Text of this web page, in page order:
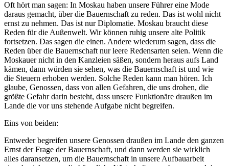
Oft hört man sagen: In Moskau haben unsere Führer eine Mode
daraus gemacht, über die Bauernschaft zu reden. Das ist wohl nicht
ernst zu nehmen. Das ist nur Diplomatie. Moskau braucht diese
Reden für die Außenwelt. Wir können ruhig unsere alte Politik
fortsetzen. Das sagen die einen. Andere wiederum sagen, dass die
Reden über die Bauernschaft nur leere Redensarten seien. Wenn die
Moskauer nicht in den Kanzleien säßen, sondern heraus aufs Land
kämen, dann würden sie sehen, was die Bauernschaft ist und wie
die Steuern erhoben werden. Solche Reden kann man hören. Ich
glaube, Genossen, dass von allen Gefahren, die uns drohen, die
größte Gefahr darin besteht, dass unsere Funktionäre draußen im
Lande die vor uns stehende Aufgabe nicht begreifen.
Eins von beiden:
Entweder begreifen unsere Genossen draußen im Lande den ganzen
Ernst der Frage der Bauernschaft, und dann werden sie wirklich
alles daransetzen, um die Bauernschaft in unsere Aufbauarbeit